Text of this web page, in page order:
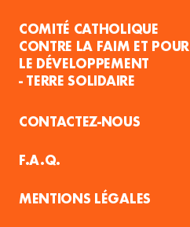
COMITÉ CATHOLIQUE
CONTRE LA FAIM ET POUR
LE DÉVELOPPEMENT
- TERRE SOLIDAIRE
CONTACTEZ-NOUS
F.A.Q.
MENTIONS LÉGALES